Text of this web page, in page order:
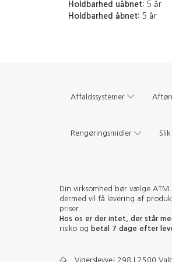
Holdbarhed uåbnet: 5 år
Holdbarhed åbnet: 5 år
Affaldssystemer
Rengøringsmidler
Din virksomhed bør vælge ATM
dermed vil få levering af
priser.
Hos os er der intet, der står
risiko og betal 7 dage efter
Vigerslevvej 298 | 2500